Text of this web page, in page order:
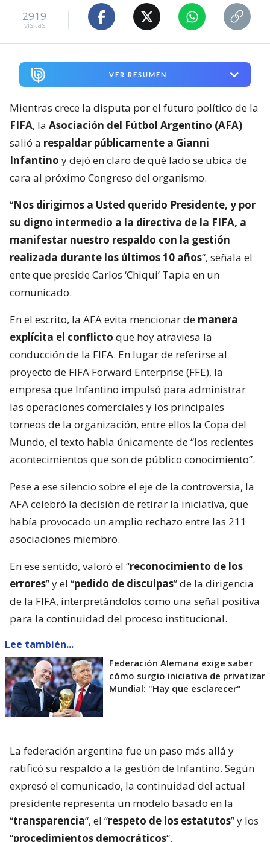
2919
visitas
VER RESUMEN
Mientras crece la disputa por el futuro político de la
FIFA, la Asociación del Fútbol Argentino (AFA)
salió a respaldar públicamente a Gianni
Infantino y dejó en claro de qué lado se ubica de
cara al próximo Congreso del organismo.
“Nos dirigimos a Usted querido Presidente, y por
su digno intermedio a la directiva de la FIFA, a
manifestar nuestro respaldo con la gestión
realizada durante los últimos 10 años“, señala el
ente que preside Carlos ‘Chiqui’ Tapia en un
comunicado.
En el escrito, la AFA evita mencionar de manera
explícita el conflicto que hoy atraviesa la
conducción de la FIFA. En lugar de referirse al
proyecto de FIFA Forward Enterprise (FFE), la
empresa que Infantino impulsó para administrar
las operaciones comerciales y los principales
torneos de la organización, entre ellos la Copa del
Mundo, el texto habla únicamente de “los recientes
acontecimientos que son de público conocimiento”.
Pese a ese silencio sobre el eje de la controversia, la
AFA celebró la decisión de retirar la iniciativa, que
había provocado un amplio rechazo entre las 211
asociaciones miembro.
En ese sentido, valoró el “reconocimiento de los
errores” y el “pedido de disculpas” de la dirigencia
de la FIFA, interpretándolos como una señal positiva
para la continuidad del proceso institucional.
Lee también...
Federación Alemana exige saber
cómo surgio iniciativa de privatizar
Mundial: "Hay que esclarecer"
La federación argentina fue un paso más allá y
ratificó su respaldo a la gestión de Infantino. Según
expresó el comunicado, la continuidad del actual
presidente representa un modelo basado en la
“transparencia“, el “respeto de los estatutos” y los
“procedimientos democráticos“.